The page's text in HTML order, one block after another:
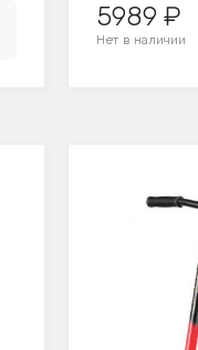
5989 ₽
Нет в наличии